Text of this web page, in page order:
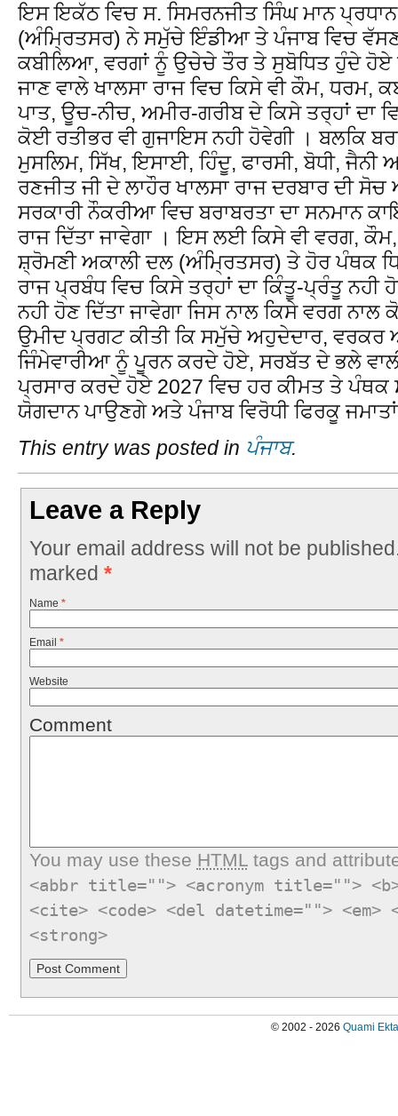
ਇਸ ਇਕੱਠ ਵਿਚ ਸ. ਸਿਮਰਨਜੀਤ ਸਿੰਘ ਮਾਨ
(ਅੰਮ੍ਰਿਤਸਰ) ਨੇ ਸਮੁੱਚੇ ਇੰਡੀਆ ਤੇ ਪੰਜਾਬ ਵਿਚ
ਕਬੀਲਿਆ, ਵਰਗਾਂ ਨੂੰ ਉਚੇਚੇ ਤੌਰ ਤੇ ਸੁਬੋਧਿਤ ਹੁੰਦੇ ਹੋਏ
ਜਾਣ ਵਾਲੇ ਖਾਲਸਾ ਰਾਜ ਵਿਚ ਕਿਸੇ ਵੀ ਕੌਮ, ਧਰਮ,
ਪਾਤ, ਊਚ-ਨੀਚ, ਅਮੀਰ-ਗਰੀਬ ਦੇ ਕਿਸੇ ਤਰ੍ਹਾਂ ਦਾ
ਕੋਈ ਰਤੀਭਰ ਵੀ ਗੁਜਾਇਸ ਨਹੀ ਹੋਵੇਗੀ । ਬਲਕਿ
ਮੁਸਲਿਮ, ਸਿੱਖ, ਇਸਾਈ, ਹਿੰਦੂ, ਫਾਰਸੀ, ਬੋਧੀ, ਜੈਨੀ
ਰਣਜੀਤ ਜੀ ਦੇ ਲਾਹੌਰ ਖਾਲਸਾ ਰਾਜ ਦਰਬਾਰ ਦੀ
ਸਰਕਾਰੀ ਨੌਕਰੀਆ ਵਿਚ ਬਰਾਬਰਤਾ ਦਾ ਸਨਮਾਨ
ਰਾਜ ਦਿੱਤਾ ਜਾਵੇਗਾ । ਇਸ ਲਈ ਕਿਸੇ ਵੀ ਵਰਗ,
ਸ਼੍ਰੋਮਣੀ ਅਕਾਲੀ ਦਲ (ਅੰਮ੍ਰਿਤਸਰ) ਤੇ ਹੋਰ ਪੰਥਕ
ਰਾਜ ਪ੍ਰਬੰਧ ਵਿਚ ਕਿਸੇ ਤਰ੍ਹਾਂ ਦਾ ਕਿੰਤੂ-ਪ੍ਰੰਤੂ ਨਹੀ
ਨਹੀ ਹੋਣ ਦਿੱਤਾ ਜਾਵੇਗਾ ਜਿਸ ਨਾਲ ਕਿਸੇ ਵਰਗ
ਉਮੀਦ ਪ੍ਰਗਟ ਕੀਤੀ ਕਿ ਸਮੁੱਚੇ ਅਹੁਦੇਦਾਰ,
ਜਿੰਮੇਵਾਰੀਆ ਨੂੰ ਪੂਰਨ ਕਰਦੇ ਹੋਏ, ਸਰਬੱਤ ਦੇ ਭਲੇ
ਪ੍ਰਸਾਰ ਕਰਦੇ ਹੋਏ 2027 ਵਿਚ ਹਰ ਕੀਮਤ ਤੇ ਪੰਥਕ
ਯੋਗਦਾਨ ਪਾਉਣਗੇ ਅਤੇ ਪੰਜਾਬ ਵਿਰੋਧੀ ਫਿਰਕੂ
This entry was posted in ਪੰਜਾਬ.
Leave a Reply
Your email address will not be
marked *
Name *
Email *
Website
Comment
You may use these HTMLtags and
<abbr title=""> <acronym title="">
<cite> <code> <del datetime="">
<strong>
© 2002 - 2026 Quami